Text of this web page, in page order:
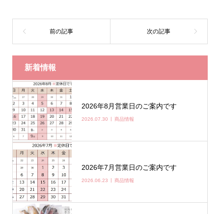
新着情報
2026年8月営業日のご案内です
2026.07.30 商品情報
2026年7月営業日のご案内です
2026.06.23 商品情報